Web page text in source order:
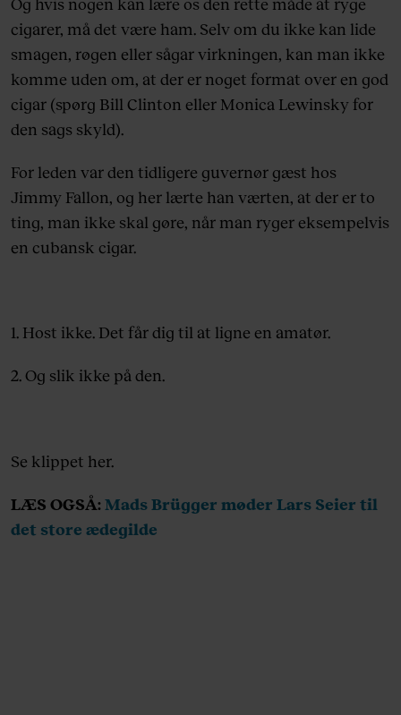
cigarer, må det være ham. Selv om du ikke kan lide
smagen, røgen eller sågar virkningen, kan man ikke
komme uden om, at der er noget format over en god
cigar (spørg Bill Clinton eller Monica Lewinsky for
den sags skyld).
For leden var den tidligere guvernør gæst hos
Jimmy Fallon, og her lærte han værten, at der er to
ting, man ikke skal gøre, når man ryger eksempelvis
en cubansk cigar.
1. Host ikke. Det får dig til at ligne en amatør.
2. Og slik ikke på den.
Se klippet her.
LÆS OGSÅ: Mads Brügger møder Lars Seier til
det store ædegilde